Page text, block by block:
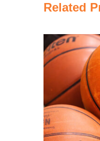
Related